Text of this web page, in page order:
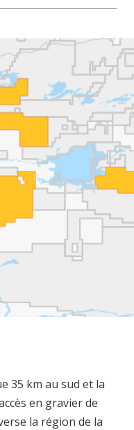
35 km au sud et la
en gravier de
la région de la